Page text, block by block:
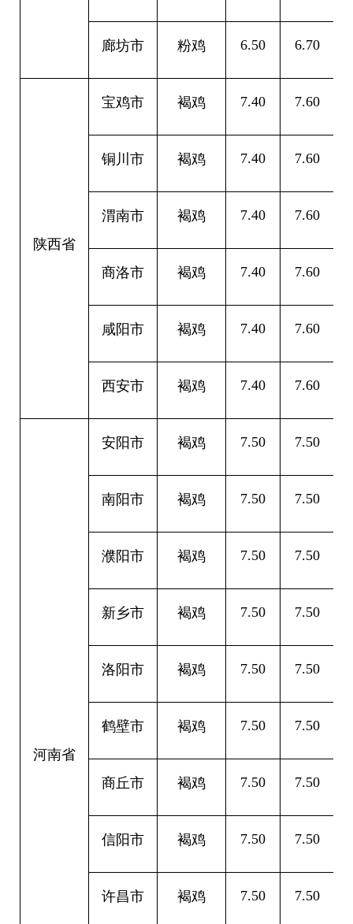
廊坊市 粉鸡 6.50 6.70
陕西省
宝鸡市 褐鸡 7.40 7.60
铜川市 褐鸡 7.40 7.60
渭南市 褐鸡 7.40 7.60
商洛市 褐鸡 7.40 7.60
咸阳市 褐鸡 7.40 7.60
西安市 褐鸡 7.40 7.60
河南省
安阳市 褐鸡 7.50 7.50
南阳市 褐鸡 7.50 7.50
濮阳市 褐鸡 7.50 7.50
新乡市 褐鸡 7.50 7.50
洛阳市 褐鸡 7.50 7.50
鹤壁市 褐鸡 7.50 7.50
商丘市 褐鸡 7.50 7.50
信阳市 褐鸡 7.50 7.50
许昌市 褐鸡 7.50 7.50